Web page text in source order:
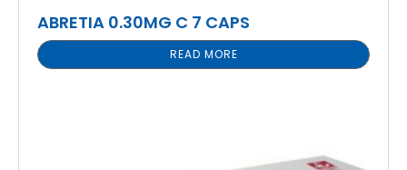
ABRETIA 0.30MG C 7 CAPS
READ MORE